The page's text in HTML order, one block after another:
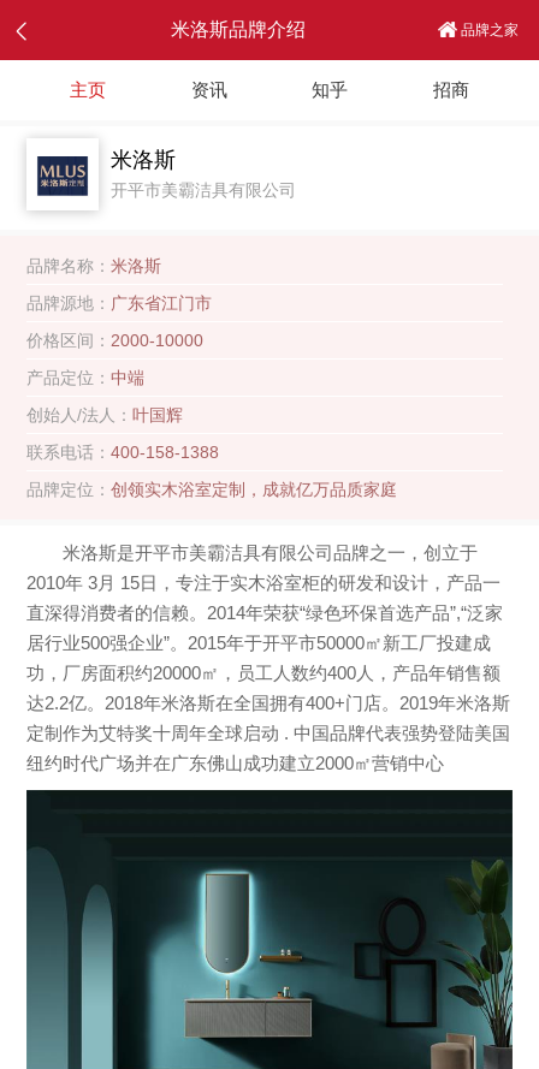
米洛斯品牌介绍 品牌之家
主页 资讯 知乎 招商
米洛斯
开平市美霸洁具有限公司
品牌名称：米洛斯
品牌源地： 广东省江门市
价格区间： 2000-10000
产品定位：中端
创始人/法人：叶国辉
联系电话：400-158-1388
品牌定位：创领实木浴室定制，成就亿万品质家庭
米洛斯是开平市美霸洁具有限公司品牌之一，创立于
2010年 3月 15日，专注于实木浴室柜的研发和设计，产品一
直深得消费者的信赖。2014年荣获“绿色环保首选产品”,“泛家
居行业500强企业”。2015年于开平市50000㎡新工厂投建成
功，厂房面积约20000㎡，员工人数约400人，产品年销售额
达2.2亿。2018年米洛斯在全国拥有400+门店。2019年米洛斯
定制作为艾特奖十周年全球启动 . 中国品牌代表强势登陆美国
纽约时代广场并在广东佛山成功建立2000㎡营销中心